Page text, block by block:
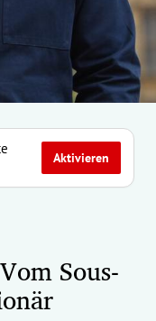
Aktivieren
Sous-